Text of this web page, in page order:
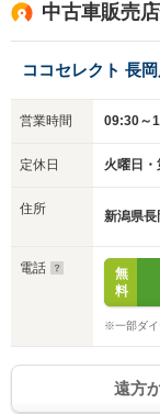
中古車販売
ココセレクト 長
営業時間 09:30～
定休日 火曜日・
住所 新潟県長
電話
無
料
※一部ダイ
遠方
※次回問
※保
いいえ